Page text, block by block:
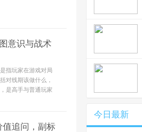
意识与战术
指玩家在游戏对局
对线期该做什么，
是高手与普通玩家
值追问，副标
今日最新